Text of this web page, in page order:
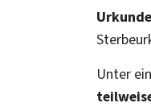
Urkunde
Unter